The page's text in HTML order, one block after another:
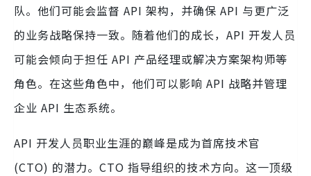
队。他们可能会监督 API 架构，并确保 API 与更广泛
的业务战略保持一致。随着他们的成长，API 开发人员
可能会倾向于担任 API 产品经理或解决方案架构师等
角色。在这些角色中，他们可以影响 API 战略并管理
企业 API 生态系统。
API 开发人员职业生涯的巅峰是成为首席技术官
(CTO) 的潜力。CTO 指导组织的技术方向。这一顶级